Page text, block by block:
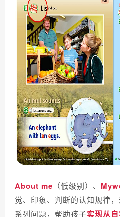
About me （低级别）、
觉、印象、判断的认知规律
系列问题，帮助孩子实现从